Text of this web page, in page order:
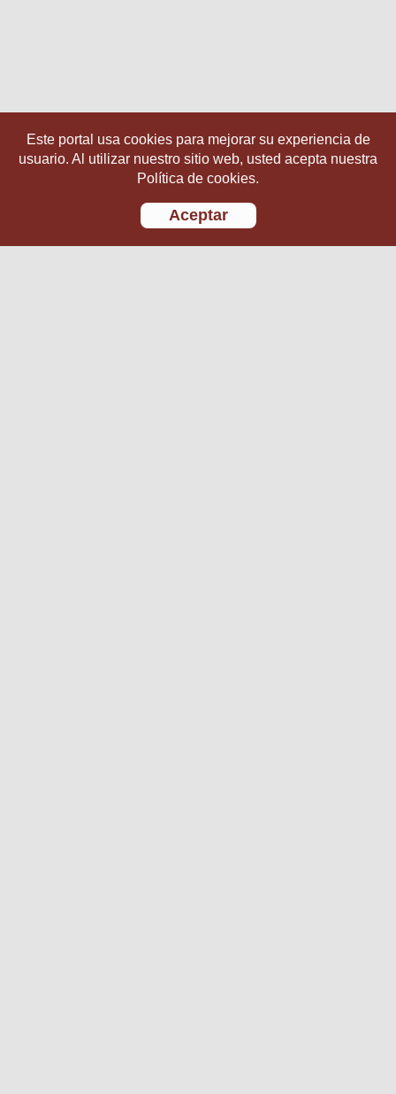
Este portal usa cookies para mejorar su experiencia de
usuario. Al utilizar nuestro sitio web, usted acepta nuestra
Política de cookies.
Aceptar